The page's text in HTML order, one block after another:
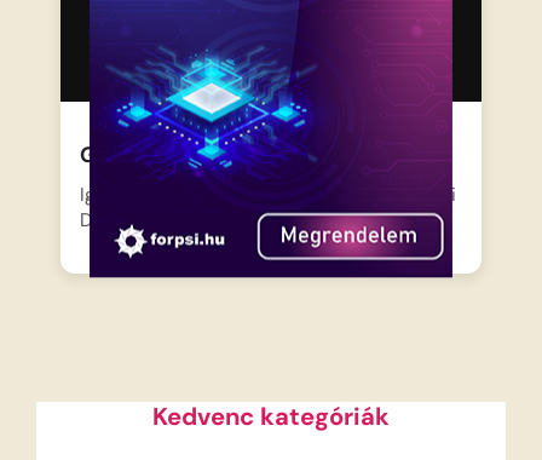
Gumimacik 16 – Vízköpő
Igthorn herceg újabb gonosz tervet eszel ki
Dunwyn elfoglalására: álruhát…
Kedvenc kategóriák